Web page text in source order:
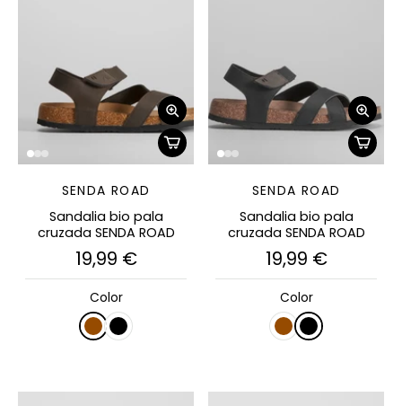
SENDA ROAD
Sandalia bio pala
cruzada SENDA ROAD
19,99 €
Color
SENDA ROAD
Sandalia bio pala
cruzada SENDA ROAD
19,99 €
Color